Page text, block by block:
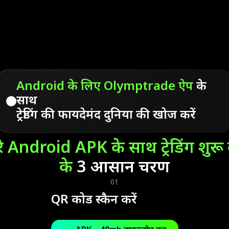
Android के लिए Olymptrade ऐपके
साथ
ट्रेडिंग की फायदेमंद दुनिया की खोज करें
Android APK के साथ ट्रेडिंग
के 3 आसान चरण
01
QR कोड स्कैन करें